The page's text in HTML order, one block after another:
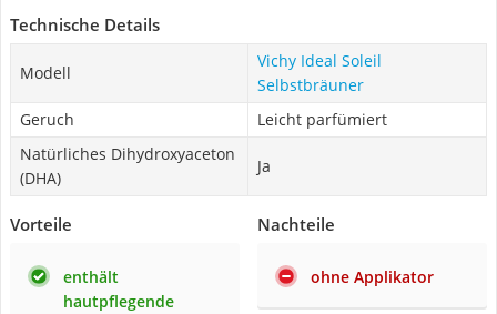
Technische Details
Modell
Vichy ‎Ideal Soleil
Selbstbräuner
Geruch
Leicht parfümiert
Natürliches Dihydroxyaceton
(DHA)
Ja
Vorteile
enthält
hautpflegende
Nachteile
ohne Applikator